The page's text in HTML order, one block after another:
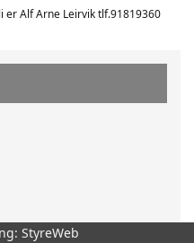
Alf Arne Leirvik tlf.91819360
StyreWeb